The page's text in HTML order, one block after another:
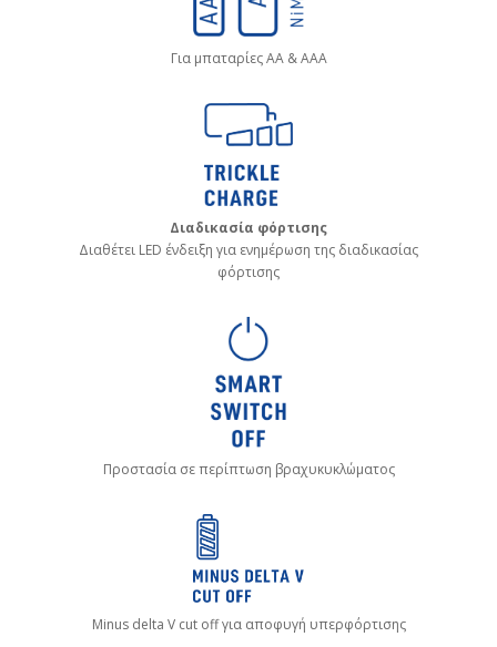
Για μπαταρίες ΑΑ & ΑΑΑ
Διαδικασία φόρτισης
Διαθέτει LED ένδειξη για ενημέρωση της διαδικασίας
φόρτισης
Προστασία σε περίπτωση βραχυκυκλώματος
Minus delta V cut off για αποφυγή υπερφόρτισης